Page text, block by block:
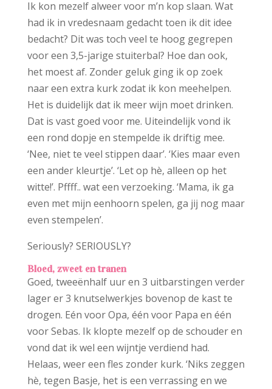
Ik kon mezelf alweer voor m’n kop slaan. Wat
had ik in vredesnaam gedacht toen ik dit idee
bedacht? Dit was toch veel te hoog gegrepen
voor een 3,5-jarige stuiterbal? Hoe dan ook,
het moest af. Zonder geluk ging ik op zoek
naar een extra kurk zodat ik kon meehelpen.
Het is duidelijk dat ik meer wijn moet drinken.
Dat is vast goed voor me. Uiteindelijk vond ik
een rond dopje en stempelde ik driftig mee.
‘Nee, niet te veel stippen daar’. ‘Kies maar even
een ander kleurtje’. ‘Let op hè, alleen op het
witte!’. Pffff.. wat een verzoeking. ‘Mama, ik ga
even met mijn eenhoorn spelen, ga jij nog maar
even stempelen’.
Seriously? SERIOUSLY?
Bloed, zweet en tranen
Goed, tweeënhalf uur en 3 uitbarstingen verder
lager er 3 knutselwerkjes bovenop de kast te
drogen. Eén voor Opa, één voor Papa en één
voor Sebas. Ik klopte mezelf op de schouder en
vond dat ik wel een wijntje verdiend had.
Helaas, weer een fles zonder kurk. ‘Niks zeggen
hè, tegen Basje, het is een verrassing en we